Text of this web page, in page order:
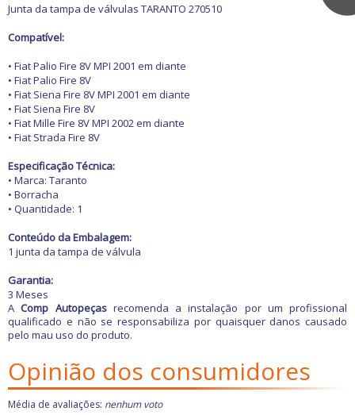
Caixas de ar
Capôs
Churrasqueiras de carro
Espelhos para
Retrovisores
Grades
Guarnições
Para-barros
Para-choques
Paralamas
Retrovisores
Outros Acessórios
Antenas e Adaptadores
Brakes lights
Calhas de Chuva
Capas de Banco
Capas de Cobertura
Capas de Estepes
Consoles
Engates
Forrações de porta e
Grampos
Molduras
Palhetas limpadoras
Pestanas e Canaletas
Ponteiras de
Quebra sol
Racks e Bagageiros
Tapetes e Carpetes
ferramentas
Balanceadoras de pneus
Chaves de fenda
Chaves de impacto
Chaves Philips
Compressores de ar
Elevadores automotivos
Esmerilhadeiras
Furadeiras e
Parafusadeiras
Jogos de Chaves
Macacos Hidráulicos
Martelos
Outras Ferramentas
Outras Máquinas
Serras
Carros antigos
Acessórios
Buchas e Coxins
Motor
Refrigeração
Suspensão
Outros
Motocicletas
Capacetes
Câmaras de Pneus
Transmissão
Outros Acessórios
Ofertas
Ofertas especiais
departamentos
Acessórios
Alarmes e Travas
Buchas e Coxins
Cabos
Carburador
Carros Antigos
Casa e Jardim
Junta da tampa de válvulas TARANTO 270510
Compatível:
• Fiat Palio Fire 8V MPI 2001 em diante
• Fiat Palio Fire 8V
• Fiat Siena Fire 8V MPI 2001 em diante
• Fiat Siena Fire 8V
• Fiat Mille Fire 8V MPI 2002 em diante
• Fiat Strada Fire 8V
Especificação Técnica:
• Marca: Taranto
• Borracha
• Quantidade: 1
Conteúdo da Embalagem:
1 junta da tampa de válvula
Garantia:
3 Meses
AComp Autopeçasrecomenda a instalação por um profissional
qualificado e não se responsabiliza por quaisquer danos causado
pelo mau uso do produto.
Opinião dos consumidores
Média de avaliações: nenhum voto